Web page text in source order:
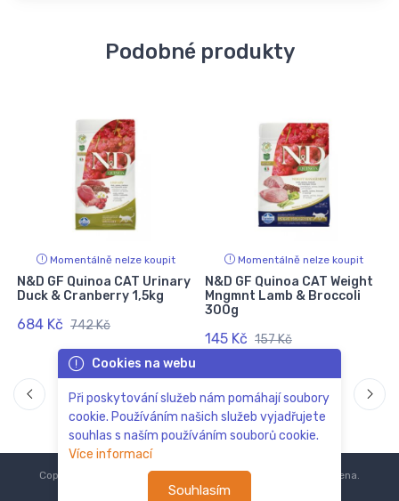
Podobné produkty
Momentálně nelze koupit
N&D GF Quinoa CAT Urinary
Duck & Cranberry 1,5kg
684 Kč 742 Kč
Momentálně nelze koupit
N&D GF Quinoa CAT Weight
Mngmnt Lamb & Broccoli
300g
145 Kč 157 Kč
Cookies na webu
Při poskytování služeb nám pomáhají soubory
cookie. Používáním našich služeb vyjadřujete
souhlas s naším používáním souborů cookie.
Více informací
Souhlasím
Copyright © 2018-2024 Všechna práva vyhrazena.